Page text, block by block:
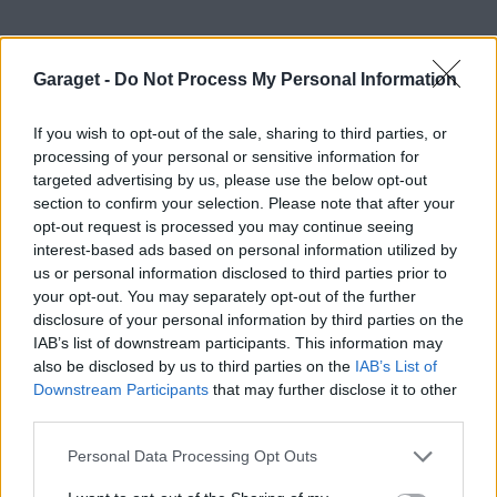
Garaget - Do Not Process My Personal Information
If you wish to opt-out of the sale, sharing to third parties, or
processing of your personal or sensitive information for
targeted advertising by us, please use the below opt-out
section to confirm your selection. Please note that after your
opt-out request is processed you may continue seeing
interest-based ads based on personal information utilized by
us or personal information disclosed to third parties prior to
your opt-out. You may separately opt-out of the further
disclosure of your personal information by third parties on the
IAB’s list of downstream participants. This information may
also be disclosed by us to third parties on the IAB’s List of
Downstream Participants that may further disclose it to other
Personal Data Processing Opt Outs
(2003)
"Skoterbil
(1994)
Citera
gnytt265 Inlägg
15 februari 2009 Trådstartare #8
Vet inte riktigt hur man gör för att lägga upp bilder
i tråden?
Enya och Milo Johansson, pappas hjärtan.